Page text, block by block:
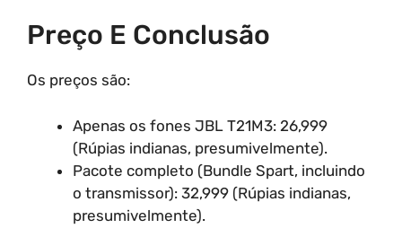
Preço E Conclusão
Os preços são:
Apenas os fones JBL T21M3: 26,999
(Rúpias indianas, presumivelmente).
Pacote completo (Bundle Spart, incluindo
o transmissor): 32,999 (Rúpias indianas,
presumivelmente).